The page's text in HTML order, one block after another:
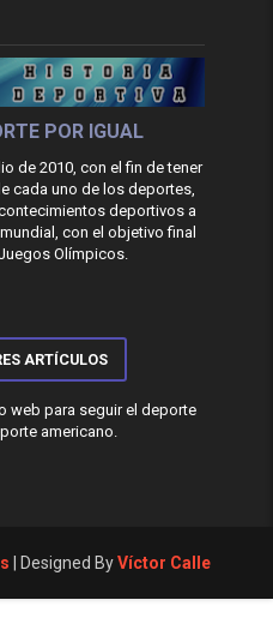
POR IGUAL
de 2010, con el fin de tener
cada uno de los deportes,
deportivos a
con el objetivo final
Olímpicos.
ARTÍCULOS
web para seguir el deporte
americano.
| Designed ByVíctor Calle